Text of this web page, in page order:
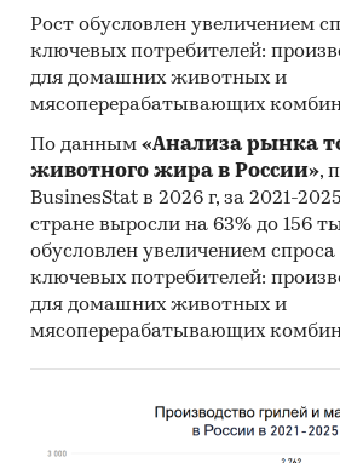
Рост обусловлен увеличением
ключевых потребителей:
для домашних животных и
мясоперерабатывающих
По данным «Анализа рынка
животного жира в России»,
BusinesStat в 2026 г, за 2021-
стране выросли на 63% до 156
обусловлен увеличением
ключевых потребителей:
для домашних животных и
мясоперерабатывающих